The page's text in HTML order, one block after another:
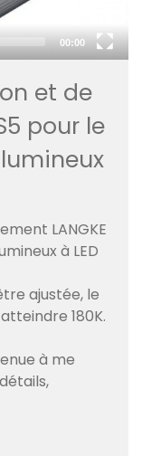
00:00
et de
pour le
LANGKE
à LED
ajustée, le
180K.
à me